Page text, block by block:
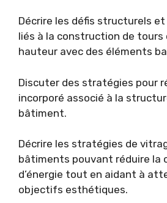
Décrire les défis structurels
liés à la construction de tours
hauteur avec des éléments
Discuter des stratégies pour
incorporé associé à la
bâtiment.
Décrire les stratégies de
bâtiments pouvant réduire la
d’énergie tout en aidant à
objectifs esthétiques.